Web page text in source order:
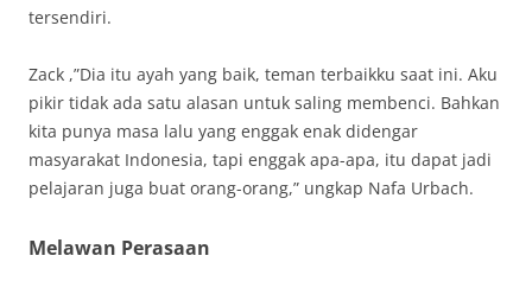
tersendiri.
Zack ,”Dia itu ayah yang baik, teman terbaikku saat ini. Aku
pikir tidak ada satu alasan untuk saling membenci. Bahkan
kita punya masa lalu yang enggak enak didengar
masyarakat Indonesia, tapi enggak apa-apa, itu dapat jadi
pelajaran juga buat orang-orang,” ungkap Nafa Urbach.
Melawan Perasaan